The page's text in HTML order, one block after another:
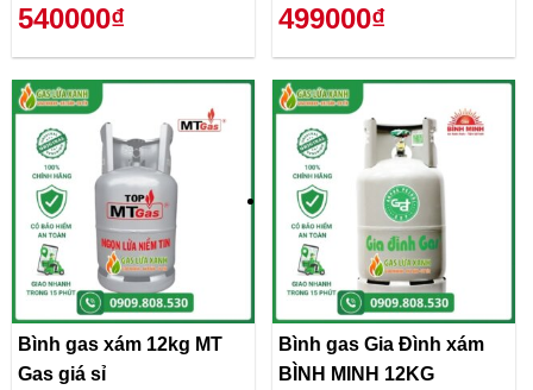
540000₫ 499000₫
Bình gas xám 12kg MT
Gas giá sỉ
Bình gas Gia Đình xám
BÌNH MINH 12KG